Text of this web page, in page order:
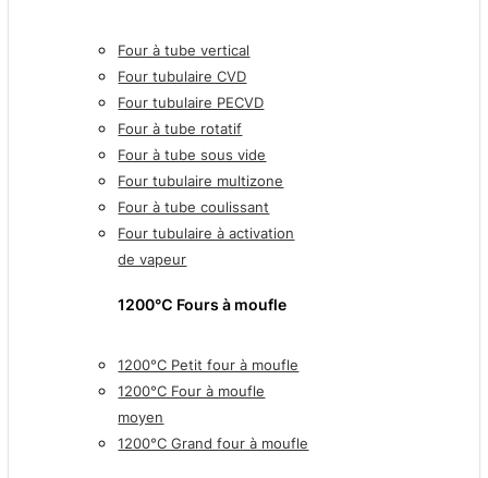
Four à tube vertical
Four tubulaire CVD
Four tubulaire PECVD
Four à tube rotatif
Four à tube sous vide
Four tubulaire multizone
Four à tube coulissant
Four tubulaire à activation
de vapeur
1200℃ Fours à moufle
1200°C Petit four à moufle
1200°C Four à moufle
moyen
1200°C Grand four à moufle